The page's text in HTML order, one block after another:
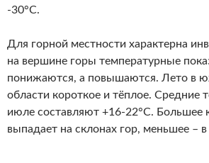
-30°С.
Для горной местности характерна
на вершине горы температурные
понижаются, а повышаются. Лето в
области короткое и тёплое. Средние
июле составляют +16-22°С. Большее
выпадает на склонах гор, меньшее – в